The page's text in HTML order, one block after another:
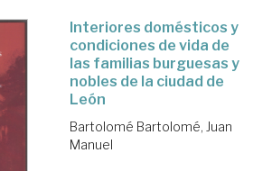
Interiores domésticos y
condiciones de vida de
las familias burguesas y
nobles de la ciudad de
León
Bartolomé Bartolomé, Juan
Manuel